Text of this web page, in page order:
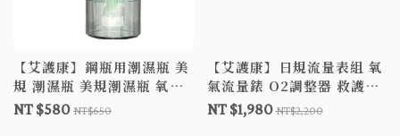
【艾護康】鋼瓶用潮濕瓶 美
規 潮濕瓶 美規潮濕瓶 氧氣
潮濕瓶
NT $580 NT$650
【艾護康】日規流量表組 氧
氣流量錶 O2調整器 救護車
氧氣鋼瓶 無補償式管流量計
壓力調節器 氧氣流量表組
NT $1,980NT$2,200